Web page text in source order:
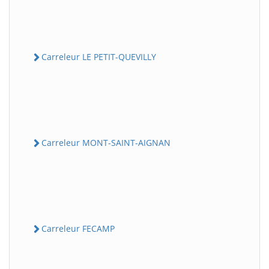
Carreleur LE PETIT-QUEVILLY
Carreleur MONT-SAINT-AIGNAN
Carreleur FECAMP